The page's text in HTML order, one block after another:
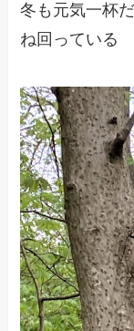
冬も元気一杯
ね回っている